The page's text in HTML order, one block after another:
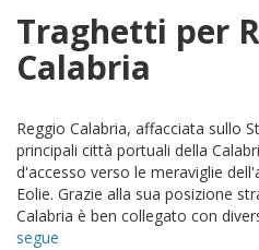
Traghetti per
Calabria
Reggio Calabria, affacciata sullo
principali città portuali della
d'accesso verso le meraviglie
Eolie. Grazie alla sua posizione
Calabria è ben collegato con
segue